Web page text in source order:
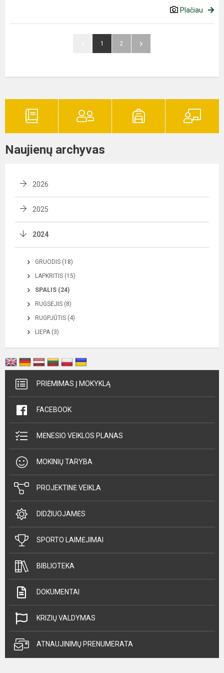
Plačiau
1 2
Naujienų archyvas
2026
2025
2024
GRUODIS (18)
LAPKRITIS (15)
SPALIS (24)
RUGSĖJIS (8)
RUGPJŪTIS (4)
LIEPA (3)
PRIĖMIMAS Į MOKYKLĄ
FACEBOOK
MĖNESIO VEIKLOS PLANAS
MOKINIŲ TARYBA
PROJEKTINĖ VEIKLA
DIDŽIUOJAMĖS
SPORTO LAIMĖJIMAI
BIBLIOTEKA
DOKUMENTAI
KRIZIŲ VALDYMAS
ATNAUJINIMŲ PRENUMERATA